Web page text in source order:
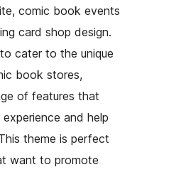
comic book events
card shop design.
cater to the unique
book stores,
of features that
and help
theme is perfect
want to promote